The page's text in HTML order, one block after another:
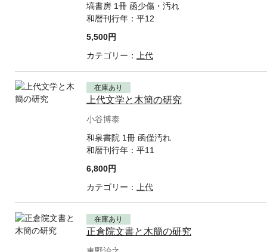
塙書房 1冊 函少傷・汚れ
和暦刊行年： 平12
5,500円
カテゴリー： 上代
在庫あり
上代文学と木簡の研究
小谷博泰
和泉書院 1冊 函僅汚れ
和暦刊行年： 平11
6,800円
カテゴリー： 上代
在庫あり
正倉院文書と木簡の研究